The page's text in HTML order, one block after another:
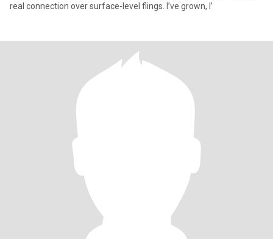
real connection over surface-level flings. I’ve grown, I’